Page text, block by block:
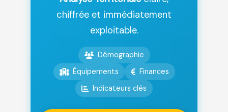
chiffrée et immédiatement
exploitable.
Démographie
Équipements
Finances
Indicateurs clés